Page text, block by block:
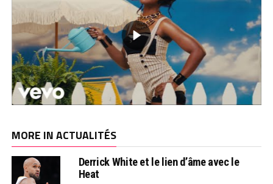
MORE IN ACTUALITÉS
Derrick White et le lien d’âme avec le
Heat